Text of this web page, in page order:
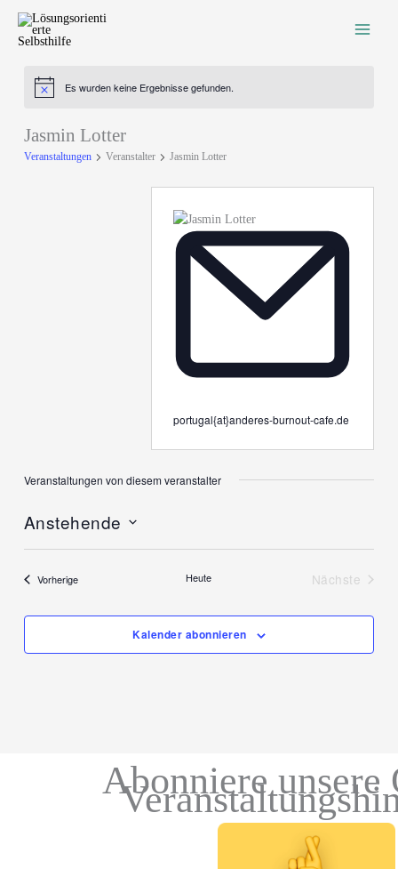
Inhalt
springen
HinweisEs wurden keine Ergebnisse gefunden.
Jasmin Lotter
Veranstaltungen Veranstalter Jasmin Lotter
Email
portugal{at}anderes-burnout-cafe.de
Veranstaltungen von diesem veranstalter
Anstehende
VorherigeVeranstaltungen Heute
Nächste
Kalender abonnieren
Abonniere unsere